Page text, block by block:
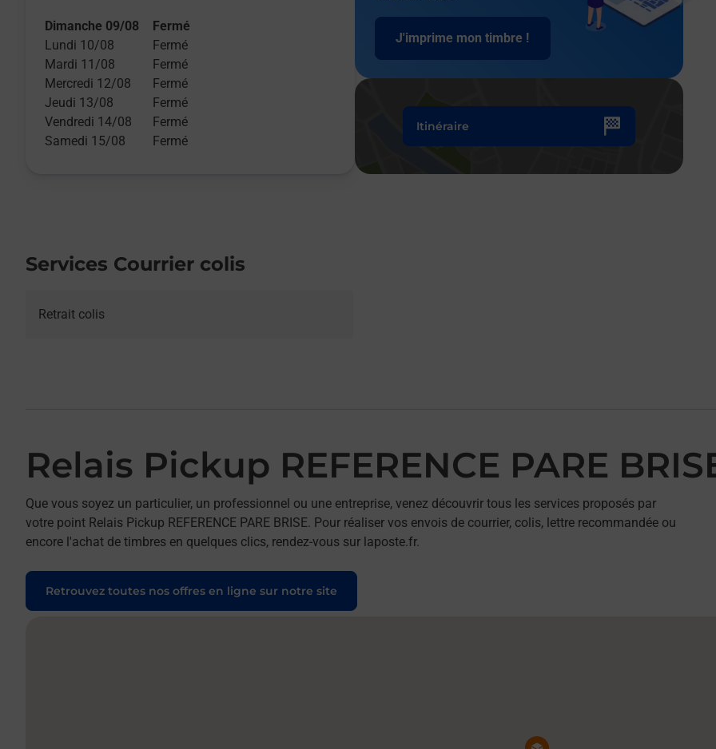
Dimanche 09/08
Fermé
Lundi 10/08
Fermé
Mardi 11/08
Fermé
Mercredi 12/08
Fermé
Jeudi 13/08
Fermé
Vendredi 14/08
Fermé
Samedi 15/08
Fermé
J'imprime mon timbre !
Itinéraire
Services Courrier colis
Retrait colis
Relais Pickup REFERENCE PARE
Que vous soyez un particulier, un professionnel ou une entreprise, venez découvrir tous les services proposés par
votre point Relais Pickup REFERENCE PARE BRISE. Pour réaliser vos envois de courrier, colis, lettre recommandée ou
encore l'achat de timbres en quelques clics, rendez-vous sur laposte.fr.
Retrouvez toutes nos offres en ligne sur notre site
Pin de la carte